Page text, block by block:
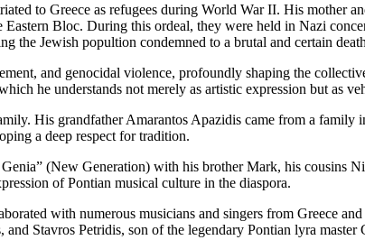
to Greece as refugees during World War II. His mother
Bloc. During this ordeal, they were held in Nazi
the Jewish popultion condemned to a brutal and certain
and genocidal violence, profoundly shaping the
he understands not merely as artistic expression but as
His grandfather Amarantos Apazidis came from a
a deep respect for tradition.
(New Generation) with his brother Mark, his cousins
of Pontian musical culture in the diaspora.
with numerous musicians and singers from Greece
Stavros Petridis, son of the legendary Pontian lyra